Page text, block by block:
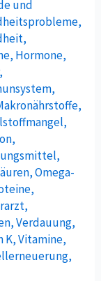
und
,
,
, Hormone,
,
,
,
,
,
,
,Omega-
,
,
,Verdauung,
K,Vitamine,
,